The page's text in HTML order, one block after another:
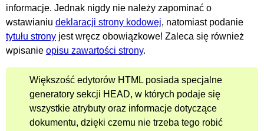
informacje. Jednak nigdy nie należy zapominać o
wstawianiu deklaracji strony kodowej, natomiast podanie
tytułu strony jest wręcz obowiązkowe! Zaleca się również
wpisanie opisu zawartości strony.
Większość edytorów HTML posiada specjalne
generatory sekcji HEAD, w których podaje się
wszystkie atrybuty oraz informacje dotyczące
dokumentu, dzięki czemu nie trzeba tego robić